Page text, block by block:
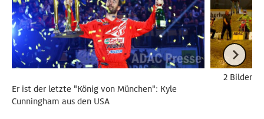
Er ist der letzte "König von München": Kyle
Cunningham aus den USA
2 Bilder